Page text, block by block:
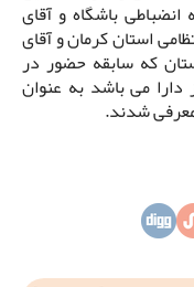
باشگاه و آقای
استان کرمان و آقای
که سابقه حضور در
می باشد به عنوان
شدند.